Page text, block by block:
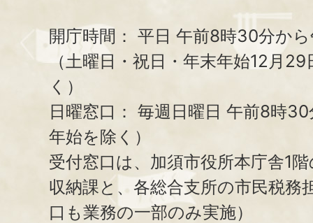
開庁時間： 平日 午前8時30分か
（土曜日・祝日・年末年始12月
く）
日曜窓口： 毎週日曜日 午前8時
年始を除く）
受付窓口は、加須市役所本庁舎1
収納課と、 各総合支所の市民税務
口も業務の一部のみ実施）